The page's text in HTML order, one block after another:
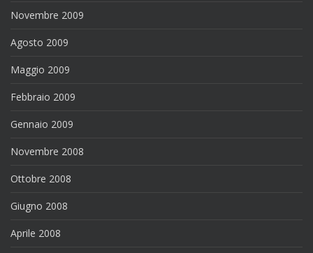
Novembre 2009
Agosto 2009
Maggio 2009
Febbraio 2009
Gennaio 2009
Novembre 2008
Ottobre 2008
Giugno 2008
Aprile 2008